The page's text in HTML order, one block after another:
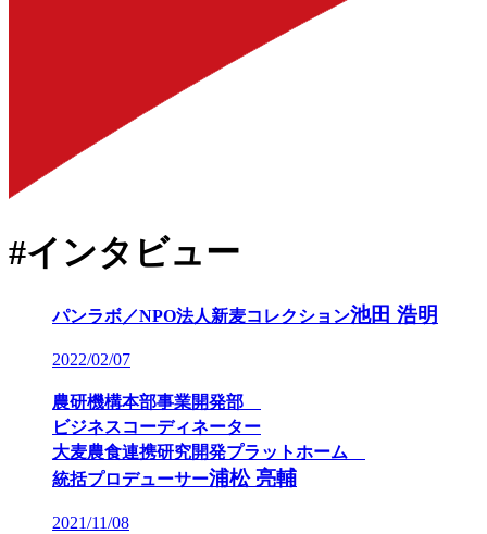
#インタビュー
パンラボ／NPO法人新麦コレクション池田 浩明
2022/02/07
農研機構本部事業開発部
ビジネスコーディネーター
大麦農食連携研究開発プラットホーム
統括プロデューサー浦松 亮輔
2021/11/08